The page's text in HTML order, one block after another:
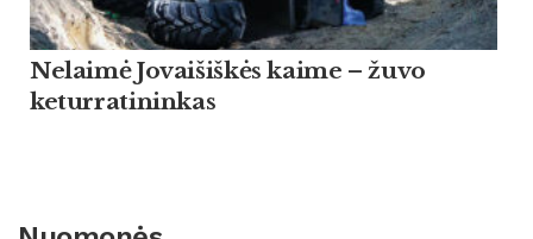
Nelaimė Jovaišiškės kaime – žuvo
keturratininkas